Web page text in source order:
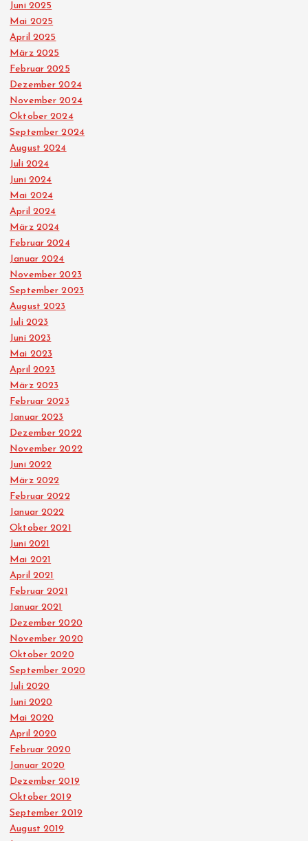
Juni 2025
Mai 2025
April 2025
März 2025
Februar 2025
Dezember 2024
November 2024
Oktober 2024
September 2024
August 2024
Juli 2024
Juni 2024
Mai 2024
April 2024
März 2024
Februar 2024
Januar 2024
November 2023
September 2023
August 2023
Juli 2023
Juni 2023
Mai 2023
April 2023
März 2023
Februar 2023
Januar 2023
Dezember 2022
November 2022
Juni 2022
März 2022
Februar 2022
Januar 2022
Oktober 2021
Juni 2021
Mai 2021
April 2021
Februar 2021
Januar 2021
Dezember 2020
November 2020
Oktober 2020
September 2020
Juli 2020
Juni 2020
Mai 2020
April 2020
Februar 2020
Januar 2020
Dezember 2019
Oktober 2019
September 2019
August 2019